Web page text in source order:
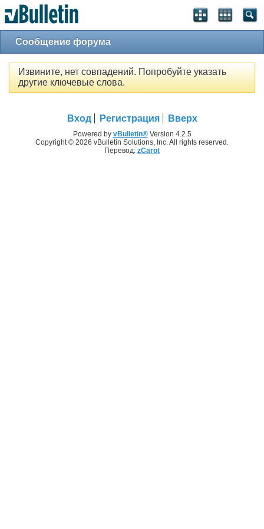
Сообщение форума
Извините, нет совпадений. Попробуйте указать
другие ключевые слова.
Вход Регистрация Вверх
Powered by vBulletin®Version 4.2.5
Copyright © 2026 vBulletin Solutions, Inc. All rights reserved.
Перевод: zCarot